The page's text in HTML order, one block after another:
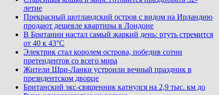
летие
Прекрасный шотландский остров с видом на Ирландию
продают дешевле квартиры в Лондоне
В Британии настал самый жаркий день: ртуть стремится
от 40 к 43°C
Электрик стал королем острова, победив сотни
претендентов со всего мира
Жители Шри-Ланки устроили вечный праздник в
президентском дворце
Британский экс-священник катнулся на 2,9 тыс. км до